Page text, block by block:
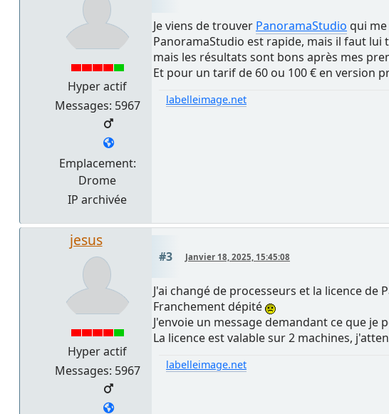
Hyper actif
Messages: 5967
Emplacement:
Drome
IP archivée
Je viens de trouver PanoramaStudio qui
PanoramaStudio est rapide, mais il faut
mais les résultats sont bons après mes
Et pour un tarif de 60 ou 100 € en version
labelleimage.net
jesus
Hyper actif
Messages: 5967
#3 Janvier 18, 2025, 15:45:08
J'ai changé de processeurs et la licence de
Franchement dépité
J'envoie un message demandant ce que je
La licence est valable sur 2 machines,
labelleimage.net